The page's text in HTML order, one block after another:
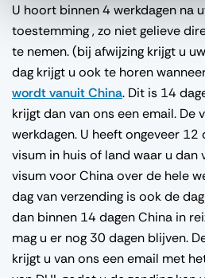
U hoort binnen 4 werkdagen na
toestemming , zo niet gelieve
te nemen. (bij afwijzing krijgt u uw
dag krijgt u ook te horen
wordt vanuit China. Dit is 14
krijgt dan van ons een email. De
werkdagen. U heeft ongeveer
visum in huis of land waar u
visum voor China over de hele
dag van verzending is ook de
dan binnen 14 dagen China in
mag u er nog 30 dagen blijven.
krijgt u van ons een email met